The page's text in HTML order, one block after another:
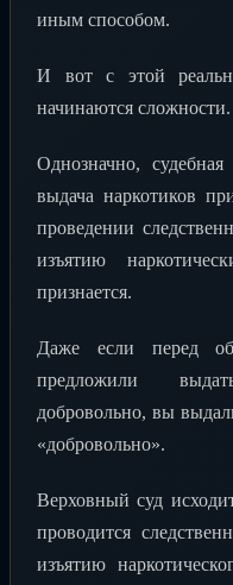
иным способом.
И вот с этой
начинаются сложности.
Однозначно,
выдача наркотиков
проведении
изъятию
признается.
Даже если перед
предложили
добровольно, вы
«добровольно».
Верховный суд
проводится
изъятию